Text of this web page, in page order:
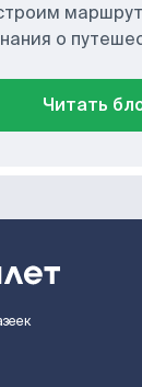
о
Читать